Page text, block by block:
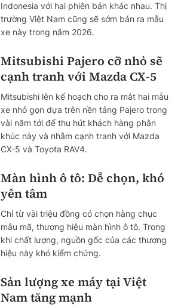
Indonesia với hai phiên bản khác nhau. Thị
trường Việt Nam cũng sẽ sớm bán ra mẫu
xe này trong năm 2026.
Mitsubishi Pajero cỡ nhỏ sẽ
cạnh tranh với Mazda CX-5
Mitsubishi lên kế hoạch cho ra mắt hai mẫu
xe nhỏ gọn dựa trên nền tảng Pajero trong
vài năm tới để thu hút khách hàng phân
khúc này và nhằm cạnh tranh với Mazda
CX-5 và Toyota RAV4.
Màn hình ô tô: Dễ chọn, khó
yên tâm
Chỉ từ vài triệu đồng có chọn hàng chục
mẫu mã, thương hiệu màn hình ô tô. Trong
khi chất lượng, nguồn gốc của các thương
hiệu này khó kiểm chứng.
Sản lượng xe máy tại Việt
Nam tăng mạnh